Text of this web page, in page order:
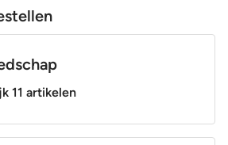
11 artikelen